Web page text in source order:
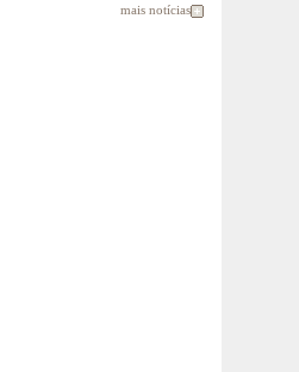
mais notícias